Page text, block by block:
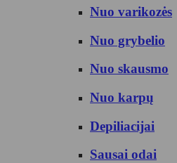
Nuo varikozės
Nuo grybelio
Nuo skausmo
Nuo karpų
Depiliacijai
Sausai odai